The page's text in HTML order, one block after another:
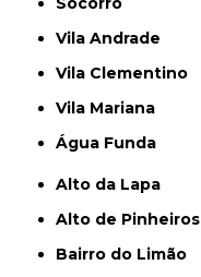
Vila Andrade
Vila Clementino
Vila Mariana
Água Funda
Alto da Lapa
Alto de Pinheiros
Bairro do Limão